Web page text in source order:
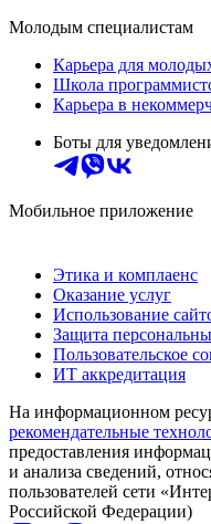
Молодым специалистам
Карьера для
Школа
Карьера в
Боты для
Мобильное приложение
Этика и комплаенс
Оказание услуг
Использование
Защита
Пользовательское
ИТ аккредитация
На информационном
рекомендательные
предоставления
и анализа сведений,
пользователей сети
Российской Федерации)